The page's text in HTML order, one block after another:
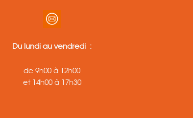
Du lundi au vendredi :
de 9h00 à 12h00
et 14h00 à 17h30